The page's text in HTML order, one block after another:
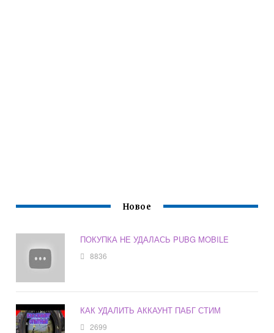
Новое
ПОКУПКА НЕ УДАЛАСЬ PUBG MOBILE
8836
КАК УДАЛИТЬ АККАУНТ ПАБГ СТИМ
2699